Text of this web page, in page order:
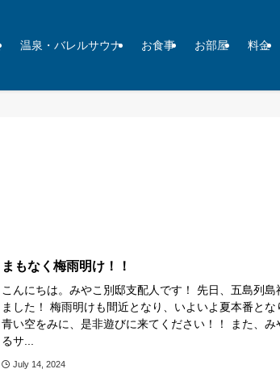
温泉・バレルサウナ お食事 お部屋 料金
まもなく梅雨明け！！
こんにちは。みやこ別邸支配人です！ 先日、五島列
ました！ 梅雨明けも間近となり、いよいよ夏本番と
青い空をみに、是非遊びに来てください！！ また、
るサ...
July 14, 2024